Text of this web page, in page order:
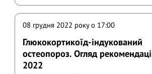
08 грудня 2022 року o 17:00
Глюкокортикоїд-індукований
остеопороз. Огляд
2022